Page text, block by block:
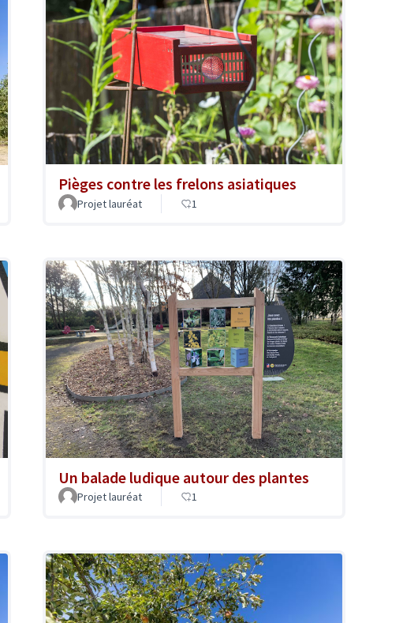
Pièges contre les frelons asiatiques
Projet lauréat 1
Un balade ludique autour des plantes
Projet lauréat 1